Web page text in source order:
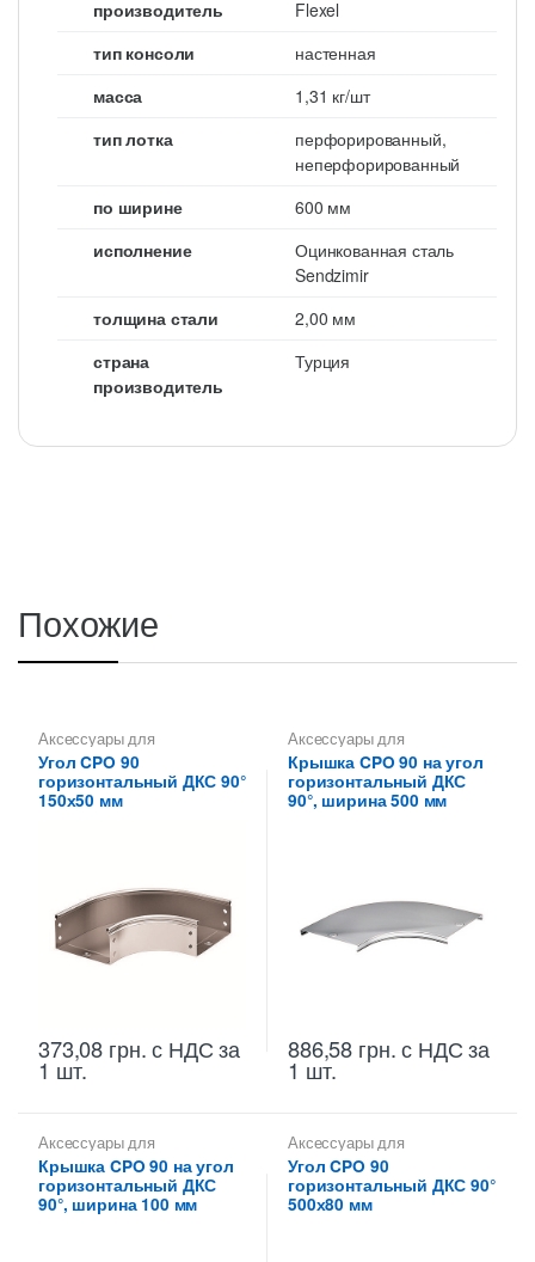
производитель
Flexel
тип консоли
настенная
масса
1,31 кг/шт
тип лотка
перфорированный,
неперфорированный
по ширине
600 мм
исполнение
Оцинкованная сталь
Sendzimir
толщина стали
2,00 мм
страна
производитель
Турция
Похожие
Аксессуары для
металлических лотков
для цельных,
перфорированных лотков
Угол CPO 90
горизонтальный ДКС 90°
150х50 мм
373,08 грн.с НДС за
1 шт.
Аксессуары для
металлических лотков
Крышки на повороты,
ответвители
Крышка CPO 90 на угол
горизонтальный ДКС
90°, ширина 500 мм
886,58 грн.с НДС за
1 шт.
Аксессуары для
металлических лотков
Крышки на повороты,
ответвители
Крышка CPO 90 на угол
горизонтальный ДКС
90°, ширина 100 мм
Аксессуары для
металлических лотков
для цельных,
перфорированных лотков
Угол CPO 90
горизонтальный ДКС 90°
500х80 мм